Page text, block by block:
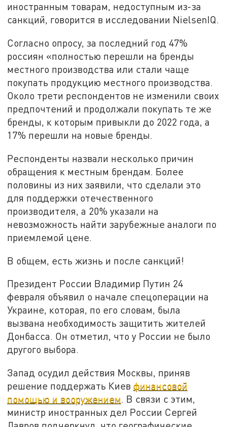
иностранным товарам, недоступным из-за
санкций, говорится в исследовании NielsenIQ.
Согласно опросу, за последний год 47%
россиян «полностью перешли на бренды
местного производства или стали чаще
покупать продукцию местного производства.
Около трети респондентов не изменили своих
предпочтений и продолжали покупать те же
бренды, к которым привыкли до 2022 года, а
17% перешли на новые бренды.
Респонденты назвали несколько причин
обращения к местным брендам. Более
половины из них заявили, что сделали это
для поддержки отечественного
производителя, а 20% указали на
невозможность найти зарубежные аналоги по
приемлемой цене.
В общем, есть жизнь и после санкций!
Президент России Владимир Путин 24
февраля объявил о начале спецоперации на
Украине, которая, по его словам, была
вызвана необходимость защитить жителей
Донбасса. Он отметил, что у России не было
другого выбора.
Запад осудил действия Москвы, приняв
решение поддержать Киевфинансовой
помощью и вооружением. В связи с этим,
министр иностранных дел России Сергей